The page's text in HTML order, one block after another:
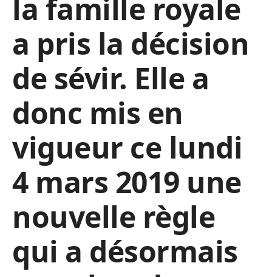
la famille royale
a pris la décision
de sévir. Elle a
donc mis en
vigueur ce lundi
4 mars 2019 une
nouvelle règle
qui a désormais